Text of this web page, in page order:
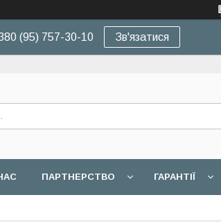
(95) 757-30-10 Зв'язатися
ПАРТНЕРСТВО ГАРАНТІЇ